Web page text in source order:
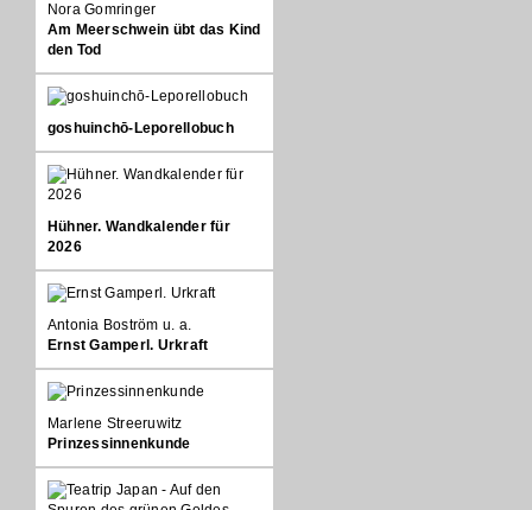
Nora Gomringer
Am Meerschwein übt das Kind
den Tod
goshuinchō-Leporellobuch
Hühner. Wandkalender für
2026
Antonia Boström u. a.
Ernst Gamperl. Urkraft
Marlene Streeruwitz
Prinzessinnenkunde